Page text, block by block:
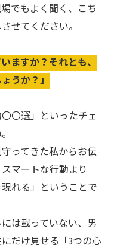
でもよく聞く、こち
せてください。
ますか？それとも、
うか？」
〇選」といったチェ
ってきた私からお伝
マートな行動より
れる」ということで
は載っていない、男
だけ見せる「3つの心